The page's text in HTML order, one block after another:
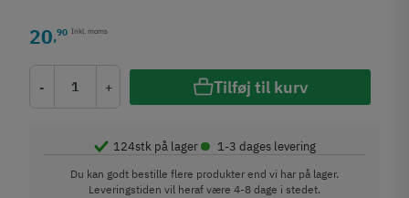
20,90 Inkl. moms
- + Tilføj til kurv
124stk på lager• 1-3 dages levering
Du kan godt bestille flere produkter end vi har på lager.
Leveringstiden vil heraf være 4-8 dage i stedet.